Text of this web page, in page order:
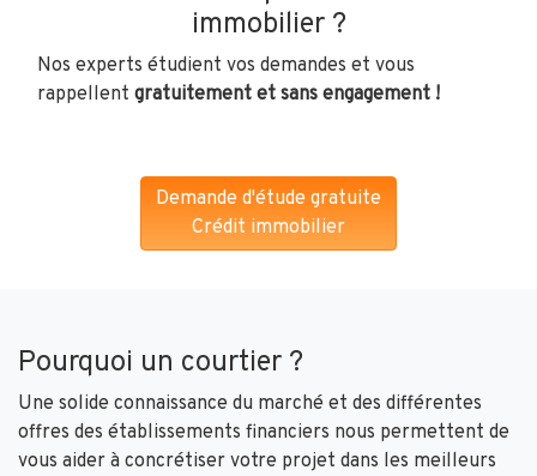
immobilier ?
Nos experts étudient vos demandes et vous
rappellent gratuitement et sans engagement !
Demande d'étude gratuite
Crédit immobilier
Pourquoi un courtier ?
Une solide connaissance du marché et des différentes
offres des établissements financiers nous permettent de
vous aider à concrétiser votre projet dans les meilleurs